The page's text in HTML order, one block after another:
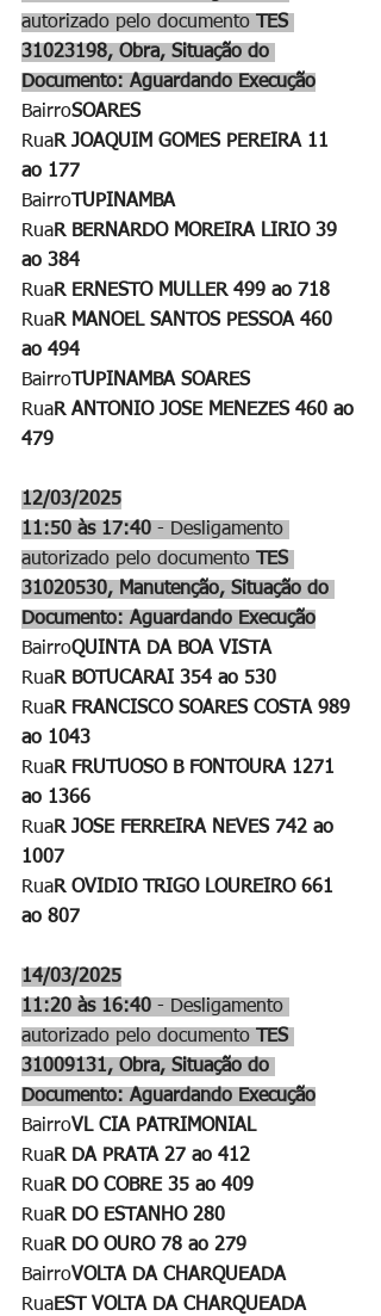
autorizado pelo documento
TES
31023198, Obra, Situação do
Documento: Aguardando Execução
BairroSOARES
RuaR JOAQUIM GOMES PEREIRA 11
ao 177
Bairro TUPINAMBA
RuaR BERNARDO MOREIRA LIRIO 39
ao 384
RuaR ERNESTO MULLER 499 ao 718
RuaR MANOEL SANTOS PESSOA 460
ao 494
Bairro TUPINAMBA SOARES
RuaR ANTONIO JOSE MENEZES 460 ao
479
12/03/2025
11:50 às 17:40 - Desligamento
autorizado pelo documento
TES
31020530, Manutenção, Situação do
Documento: Aguardando Execução
BairroQUINTA DA BOA VISTA
RuaR BOTUCARAI 354 ao 530
RuaR FRANCISCO SOARES COSTA 989
ao 1043
RuaR FRUTUOSO B FONTOURA 1271
ao 1366
RuaR JOSE FERREIRA NEVES 742 ao
1007
RuaR OVIDIO TRIGO LOUREIRO 661
ao 807
14/03/2025
11:20 às 16:40 - Desligamento
autorizado pelo documento
TES
31009131, Obra, Situação do
Documento: Aguardando Execução
BairroVL CIA PATRIMONIAL
RuaR DA PRATA 27 ao 412
RuaR DO COBRE 35 ao 409
RuaR DO ESTANHO 280
RuaR DO OURO 78 ao 279
BairroVOLTA DA CHARQUEADA
RuaEST VOLTA DA CHARQUEADA